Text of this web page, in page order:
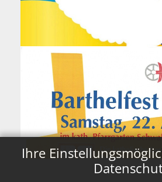
Ihre
Gau-Algesheim,
Stift (Kapelle)
mehr +
Friedensgebet an der